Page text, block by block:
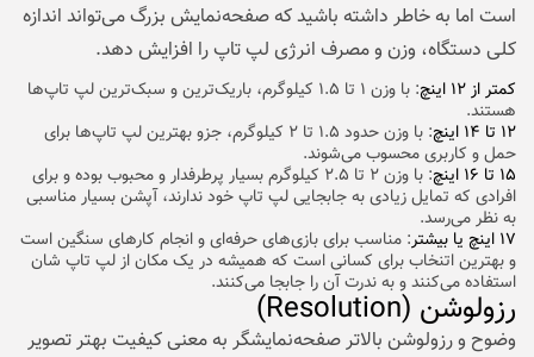
است اما به خاطر داشته باشید که صفحه‌نمایش بزرگ می‌تواند اندازه
کلی دستگاه، وزن و مصرف انرژی لپ تاپ را افزایش دهد.
کمتر از ۱۲ اینچ
: با وزن ۱ تا ۱.۵ کیلوگرم، باریک‌ترین و سبک‌ترین لپ تاپ‌ها
هستند.
۱۲ تا ۱۴ اینچ
: با وزن حدود ۱.۵ تا ۲ کیلوگرم، جزو بهترین لپ تاپ‌ها برای
حمل و کاربری محسوب می‌شوند.
۱۵ تا ۱۶ اینچ
: با وزن ۲ تا ۲.۵ کیلوگرم بسیار پرطرفدار و محبوب بوده و برای
افرادی که تمایل زیادی به جابجایی لپ تاپ خود ندارند، آپشن بسیار مناسبی
به نظر می‌رسد.
۱۷ اینچ یا بیشتر
: مناسب برای بازی‌های حرفه‌ای و انجام کارهای سنگین است
و بهترین اتنخاب برای کسانی است که همیشه در یک مکان از لپ تاپ شان
استفاده می‌کنند و به ندرت آن را جابجا می‌کنند.
رزولوشن (Resolution)
وضوح و رزولوشن بالاتر صفحه‌نمایشگر به معنی کیفیت بهتر تصویر